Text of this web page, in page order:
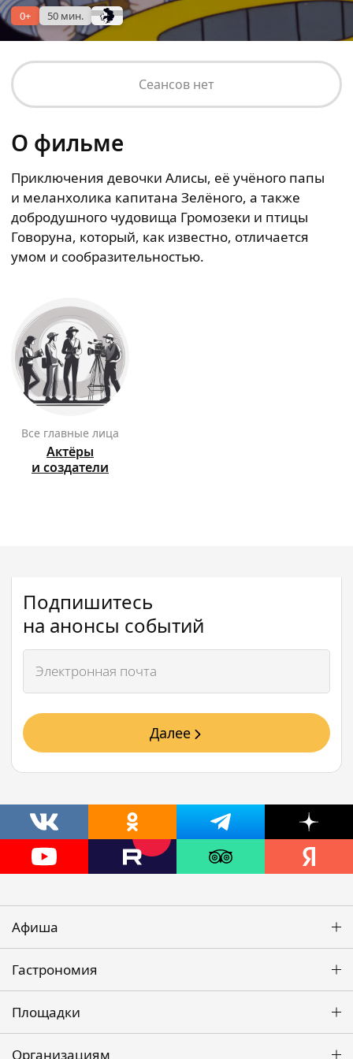
0+ 50 мин.
Сеансов нет
О фильме
Приключения девочки Алисы, её учёного папы
и меланхолика капитана Зелёного, а также
добродушного чудовища Громозеки и птицы
Говоруна, который, как известно, отличается
умом и сообразительностью.
Все главные лица
Актёры
и создатели
Подпишитесь
на анонсы событий
Далее
Афиша
Гастрономия
Площадки
Организациям